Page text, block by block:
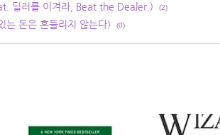
딜러를 이겨라, Beat the Dealer.) (2)
는 돈은 흔들리지 않는다) (0)